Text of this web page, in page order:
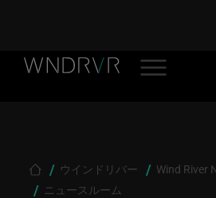
Skip to main content
Header Menu JP
Breadcrumb
ウインドリバー
Wind River
ニュースルーム